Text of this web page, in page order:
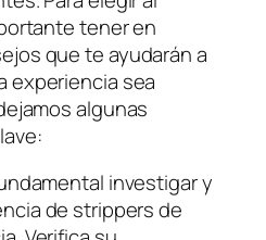
tener en
que te ayudarán a
experiencia sea
algunas
investigar y
de⁣ strippers de